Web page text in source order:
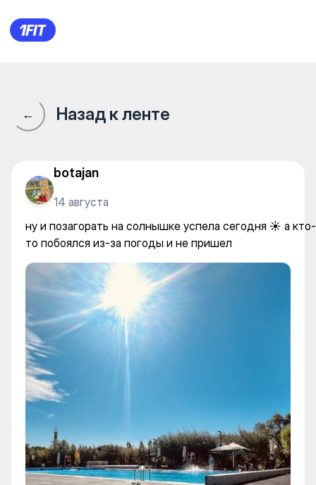
iSwim Оазис — Swimming
← Назад к ленте
botajan
14 августа
ну и позагорать на солнышке успела сегодня ☀️ а кто-
то побоялся из-за погоды и не пришел